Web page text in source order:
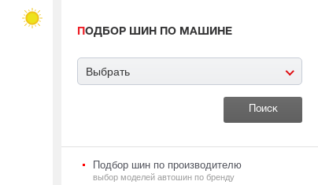
ПОДБОР ШИН ПО МАШИНЕ
Выбрать
Подбор шин по производителю
выбор моделей автошин по бренду